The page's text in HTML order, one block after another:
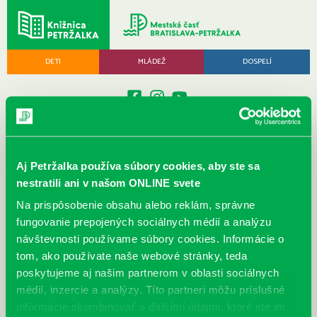
Aj Petržalka používa súbory cookies, aby ste sa
nestratili ani v našom ONLINE svete
Na prispôsobenie obsahu alebo reklám, správne
fungovanie prepojených sociálnych médií a analýzu
návštevnosti používame súbory cookies. Informácie o
tom, ako používate naše webové stránky, teda
poskytujeme aj našim partnerom v oblasti sociálnych
médií, inzercie a analýzy. Títo partneri môžu príslušné
informácie skombinovať s ďalšími údajmi, ktoré ste im
DETI MLÁDEŽ DOSPELÍ
MENU
Archív december 2010
Archív ▾